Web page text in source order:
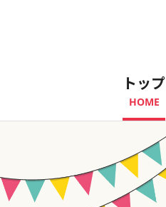
トップ
HOME